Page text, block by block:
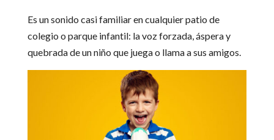
Es un sonido casi familiar en cualquier patio de
colegio o parque infantil: la voz forzada, áspera y
quebrada de un niño que juega o llama a sus amigos.